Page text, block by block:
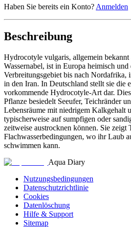
Haben Sie bereits ein Konto? Anmelden
Beschreibung
Hydrocotyle vulgaris, allgemein
Wassernabel, ist in Europa heimisch
Verbreitungsgebiet bis nach Nordafrika,
in den Iran. In Deutschland stellt sie die
vorkommende Hydrocotyle-Art dar.
Pflanze besiedelt Seeufer, Teichränder
Lebensräume mit niedrigem Kalkgehalt
typischerweise auf sumpfigen oder
zeitweise austrocknen können. Sie zeigt
Flachwasserbedingungen, wo ihr Laub
schwimmen kann.
Aqua Diary
Nutzungsbedingungen
Datenschutzrichtlinie
Cookies
Datenlöschung
Hilfe & Support
Sitemap